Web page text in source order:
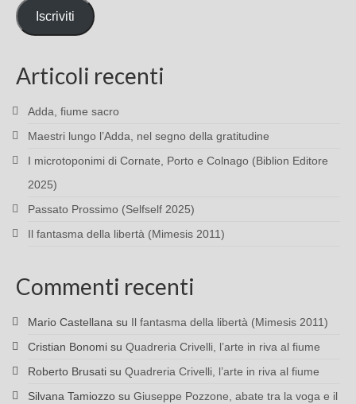
mail
Iscriviti
Articoli recenti
Adda, fiume sacro
Maestri lungo l’Adda, nel segno della gratitudine
I microtoponimi di Cornate, Porto e Colnago (Biblion Editore
2025)
Passato Prossimo (Selfself 2025)
Il fantasma della libertà (Mimesis 2011)
Commenti recenti
Mario Castellana su Il fantasma della libertà (Mimesis 2011)
Cristian Bonomi su Quadreria Crivelli, l’arte in riva al fiume
Roberto Brusati su Quadreria Crivelli, l’arte in riva al fiume
Silvana Tamiozzo su Giuseppe Pozzone, abate tra la voga e il